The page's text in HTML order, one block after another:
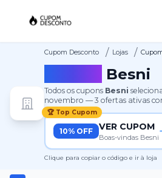
Cupom Desconto / Lojas /
Besni
Todos os cupons Besni
novembro —3 ofertas ativas
🏆 Top Cupom
10% OFF VER CUPOM
Boas-vindas Besni
Clique para copiar o código e ir à loja